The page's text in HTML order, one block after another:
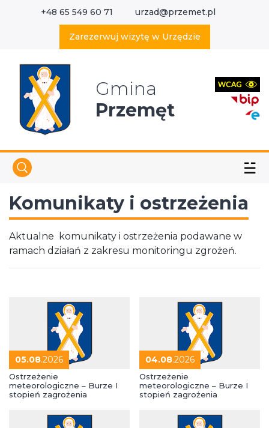
+48 65 549 60 71 urzad@przemet.pl
Zarezerwuj wizytę w Urzędzie
Gmina
Przemęt
☱
Komunikaty i ostrzeżenia
Aktualne komunikaty i ostrzeżenia podawane w
ramach działań z zakresu monitoringu zgrożeń.
05.08.2026
Ostrzeżenie
meteorologiczne – Burze I
stopień zagrożenia
04.08.2026
Ostrzeżenie
meteorologiczne – Burze I
stopień zagrożenia
Wyszukaj w serwisie